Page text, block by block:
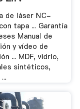
de láser NC-
tapa ... Garantía
Manual de
y vídeo de
... MDF, vidrio,
sintéticos,